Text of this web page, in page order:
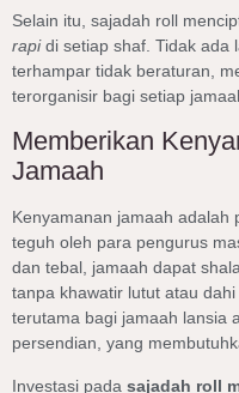
Selain itu, sajadah roll
rapidi setiap shaf. Tidak ada
terhampar tidak beraturan,
terorganisir bagi setiap
Memberikan
Jamaah
Kenyamanan jamaah adalah
teguh oleh para pengurus
dan tebal, jamaah dapat
tanpa khawatir lutut atau
terutama bagi jamaah lansia
persendian, yang
Investasi pada sajadah roll